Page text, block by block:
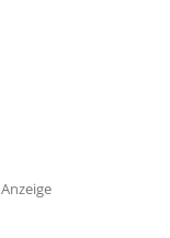
Anzeige